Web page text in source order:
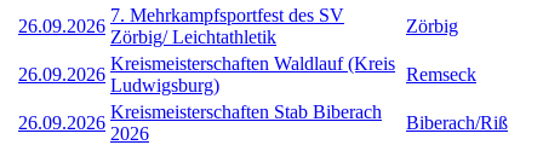
26.09.2026
7. Mehrkampfsportfest des SV
Zörbig/ Leichtathletik
Zörbig
26.09.2026
Kreismeisterschaften Waldlauf (Kreis
Ludwigsburg)
Remseck
26.09.2026
Kreismeisterschaften Stab Biberach
2026
Biberach/Riß